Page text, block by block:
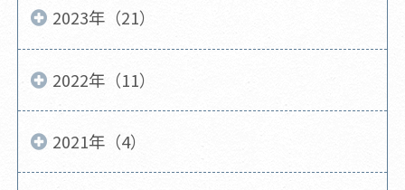
2023年（21）
2022年（11）
2021年（4）